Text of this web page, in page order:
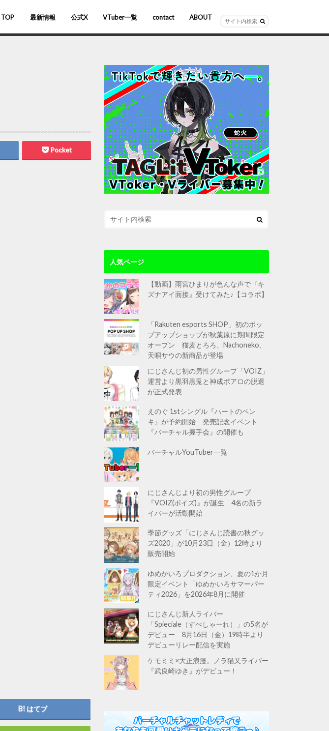
TOP 最新情報 公式X VTuber一覧
バーチャルYouTuber
VR/AR
ホロライブ
にじさんじ
ななしいんく
ぶいすぽっ！
contact ABOUT
Pocket
はてブ
人気ページ
【動画】雨宮ひまりが色んな声で『キ
ズナアイ面接』受けてみた♪【コラボ】
「Rakuten esports SHOP」初のポッ
プアップショップが秋葉原に期間限定
オープン 猫麦とろろ、Nachoneko、
天唄サウの新商品が登場
にじさんじ初の男性グループ「VOIZ」
運営より黒羽黒兎と神成ポアロの脱退
が正式発表
えのぐ 1stシングル『ハートのペン
キ』が予約開始 発売記念イベント
『バーチャル握手会』の開催も
バーチャルYouTuber一覧
にじさんじより初の男性グループ
『VOIZ(ボイズ)』が誕生 4名の新ラ
イバーが活動開始
季節グッズ「にじさんじ読書の秋グッ
ズ2020」が10月23日（金）12時より
販売開始
ゆめかいろプロダクション、夏の1か月
限定イベント「ゆめかいろサマーパー
ティ2026」を2026年8月に開催
にじさんじ新人ライバー
「Spieciale（すぺしゃーれ）」の5名が
デビュー 8月16日（金）19時半より
デビューリレー配信を実施
ケモミミ×大正浪漫。ノラ猫又ライバー
『武良崎ゆき』がデビュー！